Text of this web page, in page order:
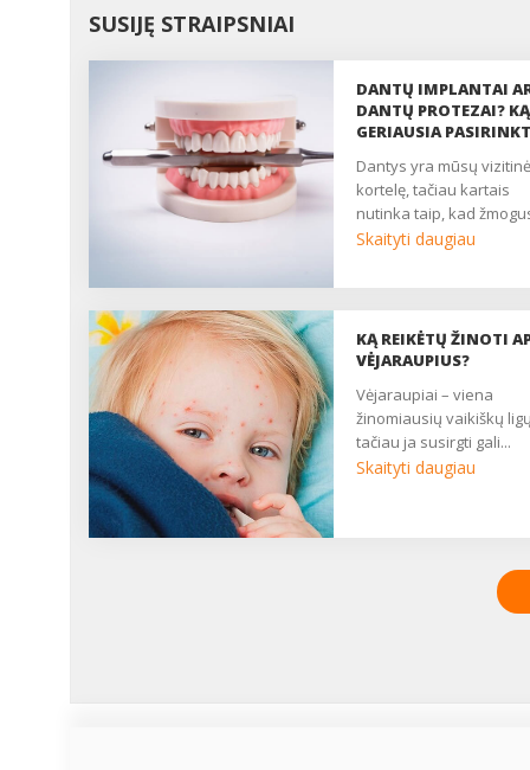
SUSIJĘ STRAIPSNIAI
DANTŲ IMPLANTAI
DANTŲ PROTEZAI? KĄ
GERIAUSIA
dantys yra mūsų vizitinė
kortelę, tačiau kartais
nutinka taip, kad
Skaityti daugiau
KĄ REIKĖTŲ ŽINOTI
VĖJARAUPIUS?
vėjaraupiai – viena
žinomiausių vaikiškų
tačiau ja susirgti gali...
Skaityti daugiau